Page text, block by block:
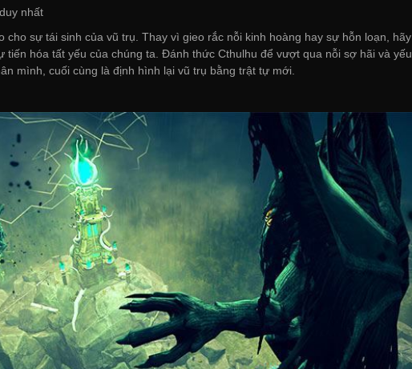
nhất
cho sự tái sinh của vũ trụ. Thay vì gieo rắc nỗi kinh hoàng hay sự hỗn loạn, hãy
tiến hóa tất yếu của chúng ta. Đánh thức Cthulhu để vượt qua nỗi sợ hãi và yếu
mình, cuối cùng là định hình lại vũ trụ bằng trật tự mới.